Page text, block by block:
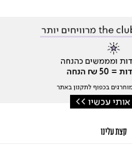
קצת עלינו